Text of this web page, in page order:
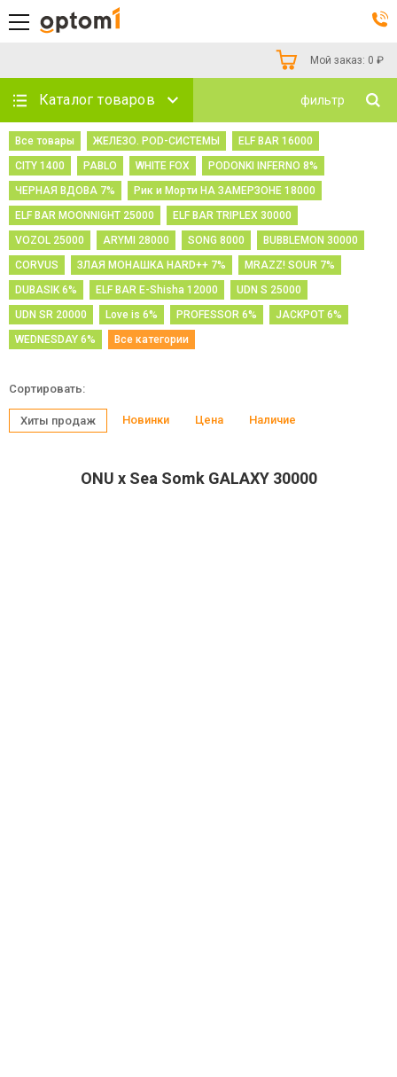
Мой заказ: 0 ₽
Каталог товаров фильтр
Все товары ЖЕЛЕЗО. POD-СИСТЕМЫ
ELF BAR 16000
CITY 1400
PABLO WHITE FOX
PODONKI INFERNO 8%
ЧЕРНАЯ ВДОВА 7%
Рик и Морти НА ЗАМЕРЗОНЕ 18000
ELF BAR MOONNIGHT 25000
ELF BAR TRIPLEX 30000
VOZOL 25000
ARYMI 28000 SONG 8000
BUBBLEMON 30000
CORVUS
ЗЛАЯ МОНАШКА HARD++ 7%
MRAZZ! SOUR 7%
DUBASIK 6%
ELF BAR E-Shisha 12000
UDN S 25000
UDN SR 20000
Love is 6% PROFESSOR 6%
JACKPOT 6%
WEDNESDAY 6%
Все категории
Сортировать:
Хиты продаж Новинки Цена Наличие
ONU x Sea Somk GALAXY 30000